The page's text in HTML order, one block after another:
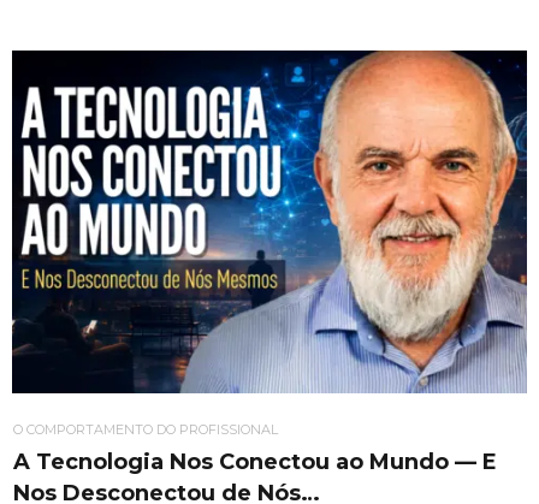
O COMPORTAMENTO DO PROFISSIONAL
A Tecnologia Nos Conectou ao Mundo — E
Nos Desconectou de Nós…